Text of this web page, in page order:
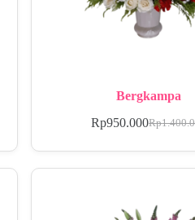
Bergkampa
Rp
Rp950.000